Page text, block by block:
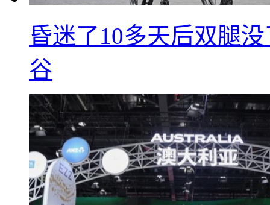
昏迷了10多天后双腿
谷